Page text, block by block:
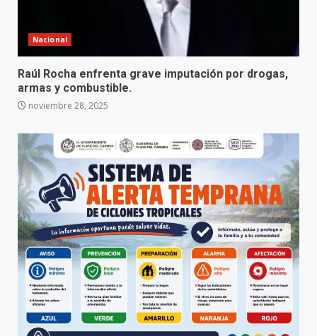
Nacional
Raúl Rocha enfrenta grave imputación por drogas,
armas y combustible.
noviembre 28, 2025